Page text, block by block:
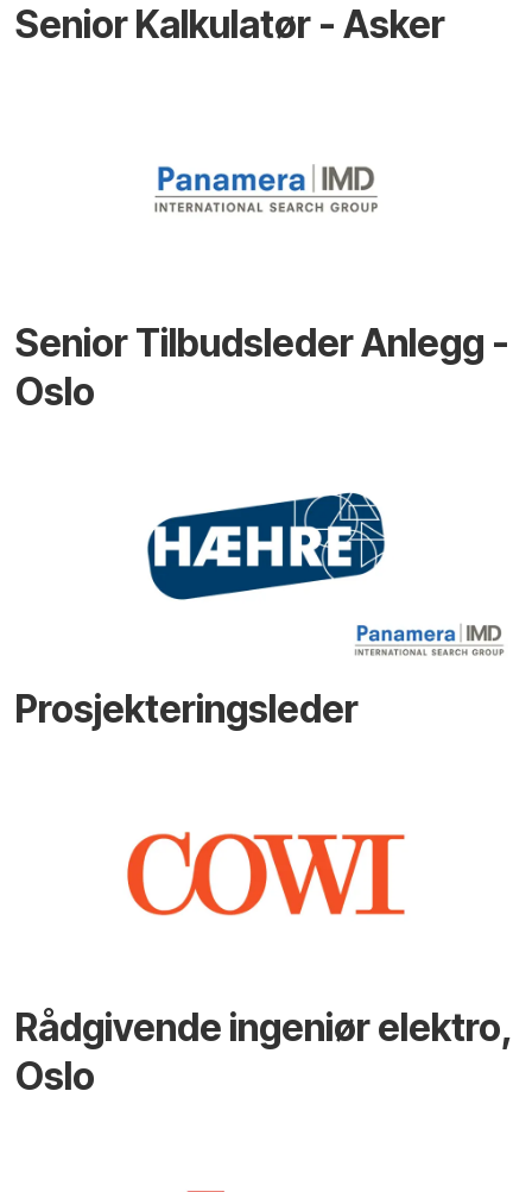
Senior Kalkulatør - Asker
Senior Tilbudsleder Anlegg -
Oslo
Prosjekteringsleder
Rådgivende ingeniør elektro,
Oslo